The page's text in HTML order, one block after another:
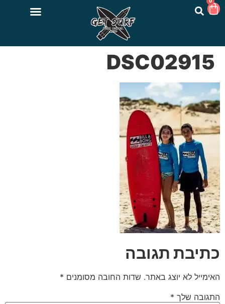
DSC02915
כתיבת תגובה
האימייל לא יוצג באתר. שדות החובה מסומנים *
התגובה שלך *